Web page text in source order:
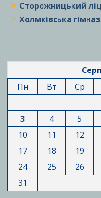
Сторожницький
Холмківська
Пн
Вт Ср
3
4 5
10
11 12
17
18 19
24
25 26
31